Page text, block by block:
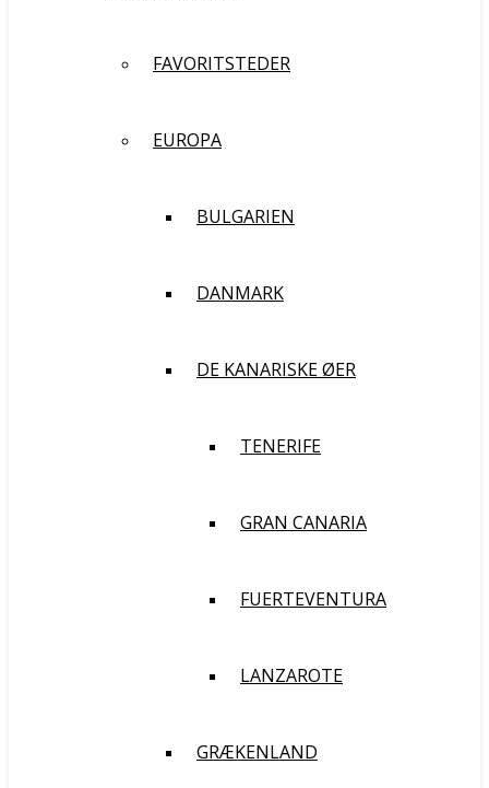
FAVORITSTEDER
EUROPA
BULGARIEN
DANMARK
DE KANARISKE ØER
TENERIFE
GRAN CANARIA
FUERTEVENTURA
LANZAROTE
GRÆKENLAND